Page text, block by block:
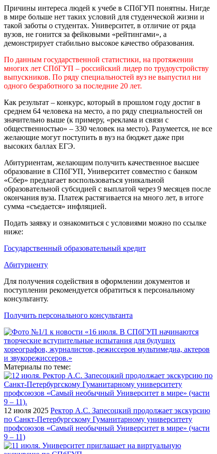
Причины интереса людей к учебе в СПбГУП понятны. Нигде
в мире больше нет таких условий для студенческой жизни и
такой заботы о студентах. Университет, в отличие от ряда
вузов, не гонится за фейковыми «рейтингами», а
демонстрирует стабильно высокое качество образования.
По данным государственной статистики, на протяжении
многих лет СПбГУП – российский лидер по трудоустройству
выпускников. По ряду специальностей вуз не выпустил ни
одного безработного за последние 20 лет.
Как результат – конкурс, который в прошлом году достиг в
среднем 64 человека на место, а по ряду специальностей он
значительно выше (к примеру, «реклама и связи с
общественностью» – 330 человек на место). Разумеется, не все
желающие могут поступить в вуз на бюджет даже при
высоких баллах ЕГЭ.
Абитуриентам, желающим получить качественное высшее
образование в СПбГУП, Университет совместно с банком
«Сбер» предлагает воспользоваться уникальной
образовательной субсидией с выплатой через 9 месяцев после
окончания вуза. Платеж растягивается на много лет, в итоге
сумма «съедается» инфляцией.
Подать заявку и ознакомиться с условиями можно по ссылке
ниже:
Государственный образовательный кредит
Абитуриенту
Для получения содействия в оформлении документов и
поступлении рекомендуется обратиться к персональному
консультанту.
Получить персонального консультанта
Материалы по теме:
12 июля 2025 Ректор А.С. Запесоцкий продолжает экскурсию
по Санкт-Петербургскому Гуманитарному университету
профсоюзов «Самый необычный Университет в мире» (части
9 – 11)